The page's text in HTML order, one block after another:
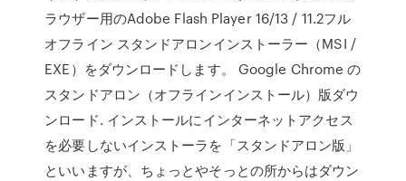
ラウザー用のAdobe Flash Player 16/13 / 11.2フル
オフライン スタンドアロンインストーラー（MSI /
EXE）をダウンロードします。 Google Chrome の
スタンドアロン（オフラインインストール）版ダウ
ンロード. インストールにインターネットアクセス
を必要しないインストーラを「スタンドアロン版」
といいますが、ちょっとやそっとの所からはダウン